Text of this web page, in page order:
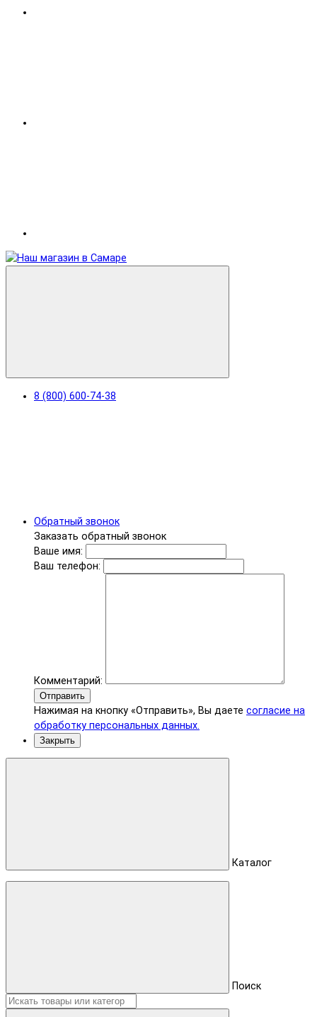
8 (800) 600-74-38
Обратный звонок
Заказать обратный звонок
Ваше имя:
Ваш телефон:
Комментарий:
Отправить
Нажимая на кнопку «Отправить», Вы даете согласие на
обработку персональных данных.
Закрыть
Каталог
Поиск